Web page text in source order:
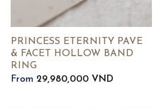
PRINCESS ETERNITY PAVE
& FACET HOLLOW BAND
RING
From 29,980,000 VND